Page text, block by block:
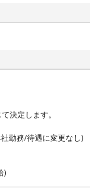
決定します。
勤務/待遇に変更なし)
)